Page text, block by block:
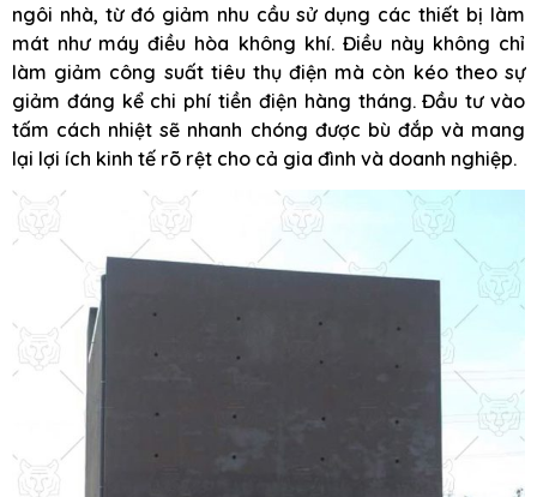
ngôi nhà, từ đó giảm nhu cầu sử dụng các thiết bị làm
mát như máy điều hòa không khí. Điều này không chỉ
làm giảm công suất tiêu thụ điện mà còn kéo theo sự
giảm đáng kể chi phí tiền điện hàng tháng. Đầu tư vào
tấm cách nhiệt sẽ nhanh chóng được bù đắp và mang
lại lợi ích kinh tế rõ rệt cho cả gia đình và doanh nghiệp.